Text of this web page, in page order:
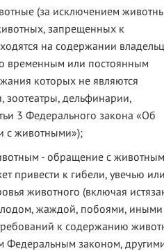
(за исключением
запрещенных к
на содержании
временным или постоянным
которых не являются
зоотеатры, дельфинарии,
3 Федерального закона «Об
с животными»);
- обращение с
привести к гибели, увечью или
животного (включая
жаждой, побоями, иными
к содержанию
Федеральным законом,